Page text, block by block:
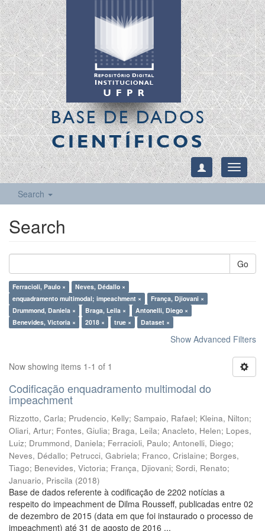
BASE DE DADOS
CIENTÍFICOS
Toggle
Search
Search
Go
Ferracioli, Paulo ×
Neves, Dédallo ×
enquadramento multimodal; impeachment ×
França, Djiovani ×
Drummond, Daniela ×
Braga, Leila ×
Antonelli, Diego ×
Benevides, Victoria ×
2018 × true × Dataset ×
Show Advanced Filters
Now showing items 1-1 of 1
Codificação enquadramento multimodal do
impeachment
Rizzotto, Carla; Prudencio, Kelly; Sampaio, Rafael; Kleina, Nilton;
Oliari, Artur; Fontes, Giulia; Braga, Leila; Anacleto, Helen; Lopes,
Luiz; Drummond, Daniela; Ferracioli, Paulo; Antonelli, Diego;
Neves, Dédallo; Petrucci, Gabriela; Franco, Crislaine; Borges,
Tiago; Benevides, Victoria; França, Djiovani; Sordi, Renato;
Januario, Priscila (2018)
Base de dados referente à codificação de 2202 notícias a
respeito do impeachment de Dilma Rousseff, publicadas entre 02
de dezembro de 2015 (data em que foi instaurado o processo de
impeachment) até 31 de agosto de 2016 ...